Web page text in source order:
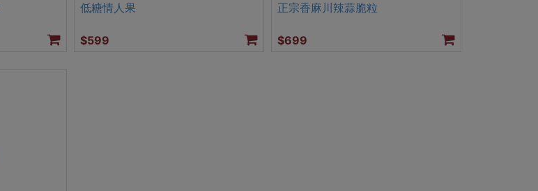
低糖情人果
$599
正宗香麻川辣蒜脆粒
$699